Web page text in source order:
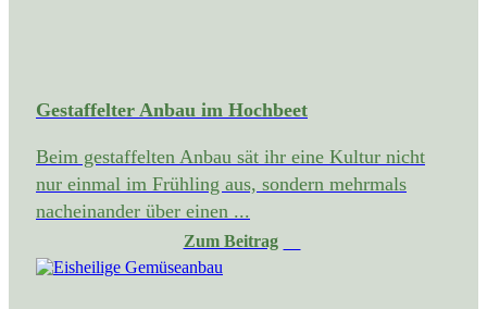
Gestaffelter Anbau im Hochbeet
Beim gestaffelten Anbau sät ihr eine Kultur nicht
nur einmal im Frühling aus, sondern mehrmals
nacheinander über einen ...
Zum Beitrag